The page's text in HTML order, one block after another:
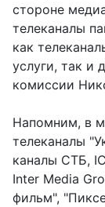
стороне
телеканалы
как
услуги, так и
комиссии
Напомним, в
телеканалы
каналы СТБ,
Inter Media
фильм",